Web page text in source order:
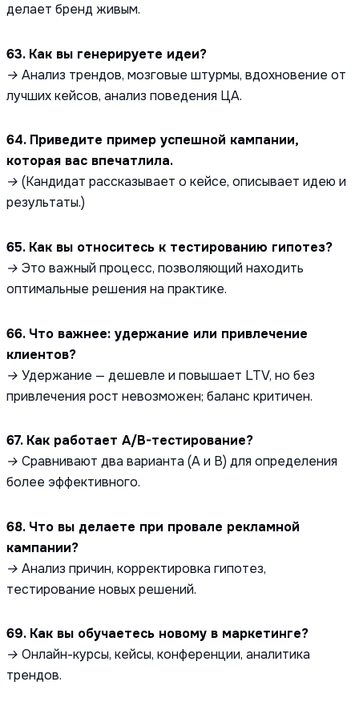
делает бренд живым.
63. Как вы генерируете идеи?
→ Анализ трендов, мозговые штурмы, вдохновение от
лучших кейсов, анализ поведения ЦА.
64. Приведите пример успешной кампании,
которая вас впечатлила.
→ (Кандидат рассказывает о кейсе, описывает идею и
результаты.)
65. Как вы относитесь к тестированию гипотез?
→ Это важный процесс, позволяющий находить
оптимальные решения на практике.
66. Что важнее: удержание или привлечение
клиентов?
→ Удержание — дешевле и повышает LTV, но без
привлечения рост невозможен; баланс критичен.
67. Как работает A/B-тестирование?
→ Сравнивают два варианта (A и B) для определения
более эффективного.
68. Что вы делаете при провале рекламной
кампании?
→ Анализ причин, корректировка гипотез,
тестирование новых решений.
69. Как вы обучаетесь новому в маркетинге?
→ Онлайн-курсы, кейсы, конференции, аналитика
трендов.